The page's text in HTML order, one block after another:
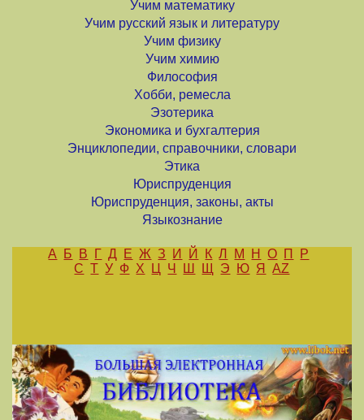
Учим математику
Учим русский язык и литературу
Учим физику
Учим химию
Философия
Хобби, ремесла
Эзотерика
Экономика и бухгалтерия
Энциклопедии, справочники, словари
Этика
Юриспруденция
Юриспруденция, законы, акты
Языкознание
А Б В Г Д Е Ж З И Й К Л М Н О П
Р
С Т У Ф Х Ц Ч Ш Щ Э Ю Я AZ